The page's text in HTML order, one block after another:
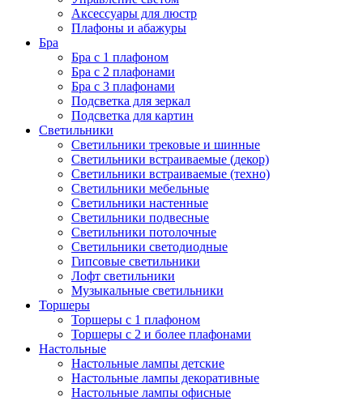
Аксессуары для люстр
Плафоны и абажуры
Бра
Бра с 1 плафоном
Бра с 2 плафонами
Бра с 3 плафонами
Подсветка для зеркал
Подсветка для картин
Светильники
Светильники трековые и шинные
Светильники встраиваемые (декор)
Светильники встраиваемые (техно)
Светильники мебельные
Светильники настенные
Светильники подвесные
Светильники потолочные
Светильники светодиодные
Гипсовые светильники
Лофт светильники
Музыкальные светильники
Торшеры
Торшеры с 1 плафоном
Торшеры с 2 и более плафонами
Настольные
Настольные лампы детские
Настольные лампы декоративные
Настольные лампы офисные